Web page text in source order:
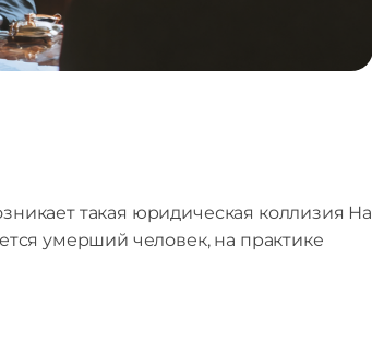
такая юридическая коллизия На
умерший человек, на практике